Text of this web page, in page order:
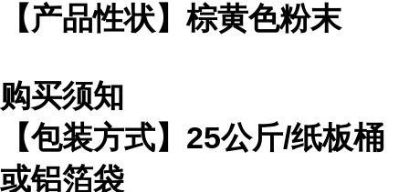
【产品性状】棕黄色粉末
购买须知
【包装方式】25公斤/纸板桶
或铝箔袋